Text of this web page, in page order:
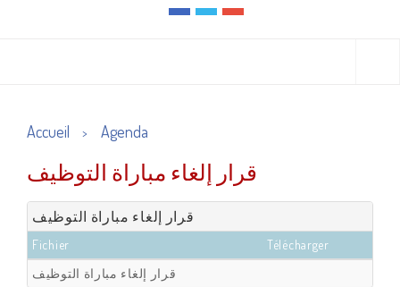
Accueil > Agenda
قرار إلغاء مباراة التوظيف
قرار إلغاء مباراة التوظيف
Fichier
Télécharger
قرار إلغاء مباراة التوظيف